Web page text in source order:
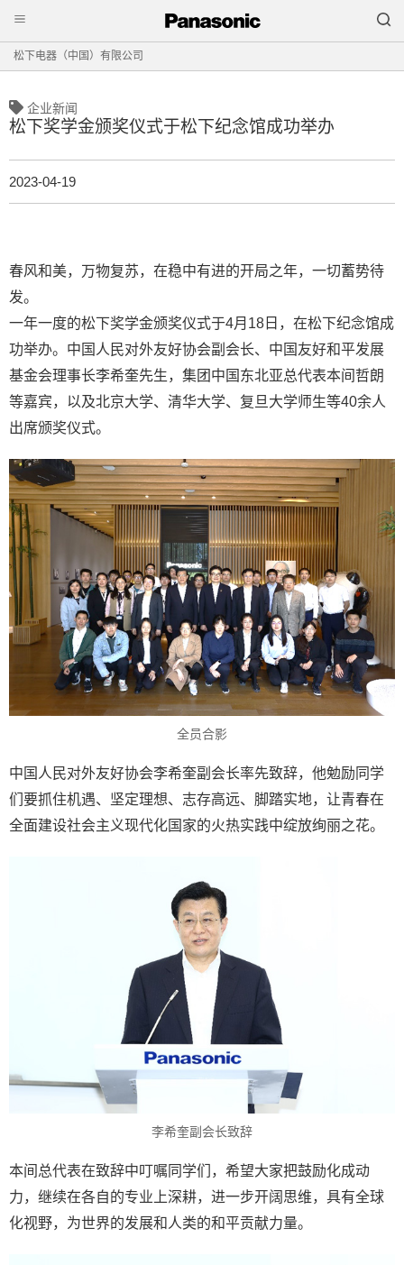
松下电器（中国）有限公司
企业新闻
松下奖学金颁奖仪式于松下纪念馆成功举办
2023-04-19
春风和美，万物复苏，在稳中有进的开局之年，一切蓄势待
发。
一年一度的松下奖学金颁奖仪式于4月18日，在松下纪念馆成
功举办。中国人民对外友好协会副会长、中国友好和平发展
基金会理事长李希奎先生，集团中国东北亚总代表本间哲朗
等嘉宾，以及北京大学、清华大学、复旦大学师生等40余人
出席颁奖仪式。
全员合影
中国人民对外友好协会李希奎副会长率先致辞，他勉励同学
们要抓住机遇、坚定理想、志存高远、脚踏实地，让青春在
全面建设社会主义现代化国家的火热实践中绽放绚丽之花。
李希奎副会长致辞
本间总代表在致辞中叮嘱同学们，希望大家把鼓励化成动
力，继续在各自的专业上深耕，进一步开阔思维，具有全球
化视野，为世界的发展和人类的和平贡献力量。